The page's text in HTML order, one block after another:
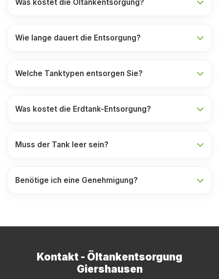
Was kostet die Öltankentsorgung?
Wie lange dauert die Entsorgung?
Welche Tanktypen entsorgen Sie?
Was kostet die Erdtank-Entsorgung?
Muss der Tank leer sein?
Benötige ich eine Genehmigung?
Kontakt - Öltankentsorgung
Giershausen